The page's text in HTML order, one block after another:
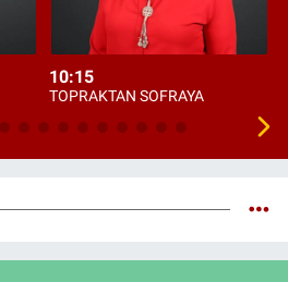
10:15
TOPRAKTAN SOFRAYA